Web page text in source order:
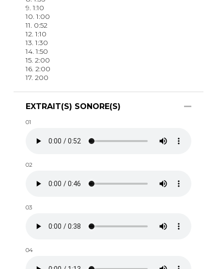
9. 1:10
10. 1:00
11. 0:52
12. 1:10
13. 1:30
14. 1:50
15. 2:00
16. 2:00
17. 200
EXTRAIT(S) SONORE(S)
01
02
03
04